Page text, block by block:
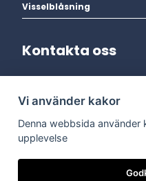
Visselblåsning
Kontakta oss
Adress:
Dala Energi AB
Postadress:Box 254, 793
Kundservice: 0247-738 00
Epost:info@dalaenergi.se
Chatten är stängd
Vi använder kakor
Denna webbsida
upplevelse